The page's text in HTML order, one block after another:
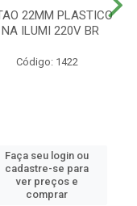
22MM PLASTICO
ILUMI 220V BR
Código: 1422
Faça seu login ou
cadastre-se para
ver preços e
comprar